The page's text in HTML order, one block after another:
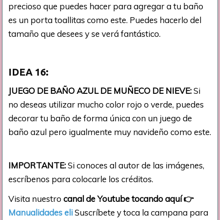
precioso que puedes hacer para agregar a tu baño
es un porta toallitas como este. Puedes hacerlo del
tamaño que desees y se verá fantástico.
IDEA 16:
JUEGO DE BAÑO AZUL DE MUÑECO DE NIEVE:Si
no deseas utilizar mucho color rojo o verde, puedes
decorar tu baño de forma única con un juego de
baño azul pero igualmente muy navideño como este.
IMPORTANTE:Si conoces al autor de las imágenes,
escríbenos para colocarle los créditos.
Visita nuestrocanal de Youtube tocando aquí👉
Manualidades eliSuscríbete y toca la campana para